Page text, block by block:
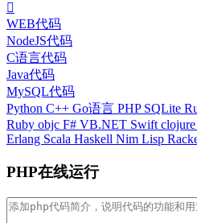
WEB代码
NodeJS代码
C语言代码
Java代码
MySQL代码
Python C++ Go语言 PHP SQLite
Ruby objc F# VB.NET Swift clojure
Erlang Scala Haskell Nim Lisp
PHP在线运行